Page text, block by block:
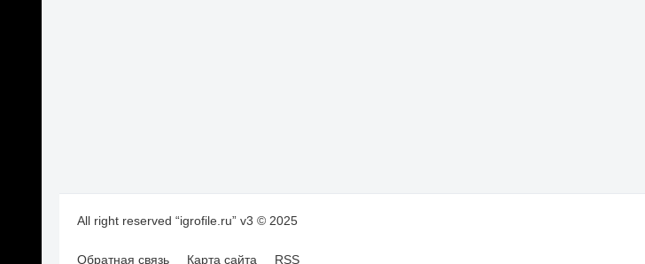
All right reserved “igrofile.ru” v3 © 2025
Обратная связь Карта сайта RSS